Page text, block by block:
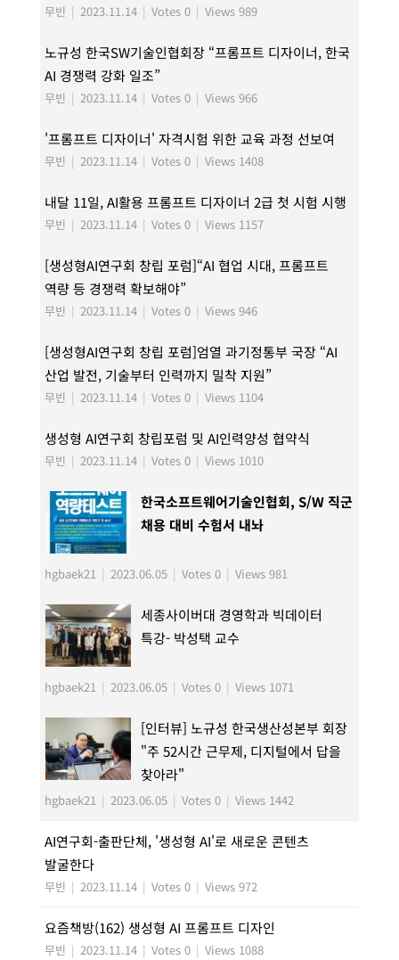
무빈 | 2023.11.14 | Votes 0 | Views 989
노규성 한국SW기술인협회장 “프롬프트 디자이너, 한국
AI 경쟁력 강화 일조”
무빈 | 2023.11.14 | Votes 0 | Views 966
'프롬프트 디자이너' 자격시험 위한 교육 과정 선보여
무빈 | 2023.11.14 | Votes 0 | Views 1408
내달 11일, AI활용 프롬프트 디자이너 2급 첫 시험 시행
무빈 | 2023.11.14 | Votes 0 | Views 1157
[생성형AI연구회 창립 포럼]“AI 협업 시대, 프롬프트
역량 등 경쟁력 확보해야”
무빈 | 2023.11.14 | Votes 0 | Views 946
[생성형AI연구회 창립 포럼]엄열 과기정통부 국장 “AI
산업 발전, 기술부터 인력까지 밀착 지원”
무빈 | 2023.11.14 | Votes 0 | Views 1104
생성형 AI연구회 창립포럼 및 AI인력양성 협약식
무빈 | 2023.11.14 | Votes 0 | Views 1010
한국소프트웨어기술인협회, S/W 직군
채용 대비 수험서 내놔
hgbaek21 | 2023.06.05 | Votes 0 | Views 981
세종사이버대 경영학과 빅데이터
특강- 박성택 교수
hgbaek21 | 2023.06.05 | Votes 0 | Views 1071
[인터뷰] 노규성 한국생산성본부 회장
"주 52시간 근무제, 디지털에서 답을
찾아라"
hgbaek21 | 2023.06.05 | Votes 0 | Views 1442
AI연구회-출판단체, '생성형 AI'로 새로운 콘텐츠
발굴한다
무빈 | 2023.11.14 | Votes 0 | Views 972
요즘책방(162) 생성형 AI 프롬프트 디자인
무빈 | 2023.11.14 | Votes 0 | Views 1088